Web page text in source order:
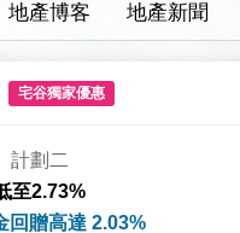
地產博客 地產新聞
宅谷獨家優惠
計劃二
至2.73%
回贈高達 2.03%